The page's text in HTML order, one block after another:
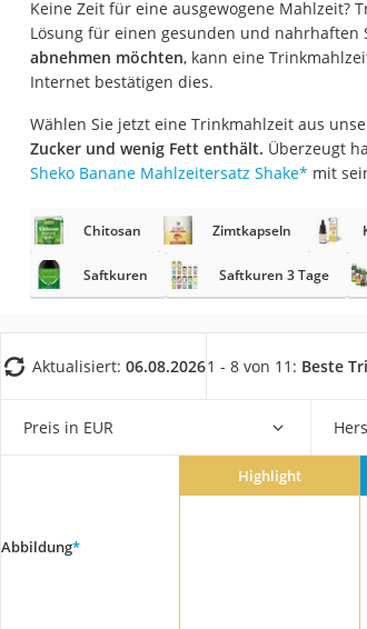
Keine Zeit für eine ausgewogene Mahlzeit?
Lösung für einen gesunden und nahrhaften
abnehmen möchten, kann eine
Internet bestätigen dies.
Wählen Sie jetzt eine Trinkmahlzeit aus
Zucker und wenig Fett enthält. Überzeugt
Sheko Banane Mahlzeitersatz Shake* mit
Chitosan Zimtkapseln
Saftkuren Saftkuren 3 Tage
Aktualisiert: 06.08.20261 - 8 von 11: Beste
Preis in EUR
Abbildung*
Highlight